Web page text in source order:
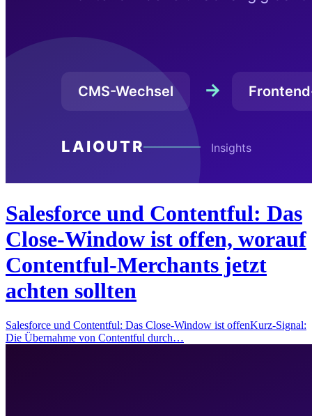
Salesforce und Contentful: Das
Close-Window ist offen, worauf
Contentful-Merchants jetzt
achten sollten
Salesforce und Contentful: Das Close-Window ist offenKurz-Signal:
Die Übernahme von Contentful durch…